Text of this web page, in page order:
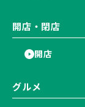
開店・閉店
開店
グルメ